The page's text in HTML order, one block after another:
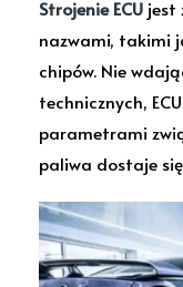
Strojenie ECU jest
nazwami, takimi
chipów. Nie
technicznych,
parametrami
paliwa dostaje